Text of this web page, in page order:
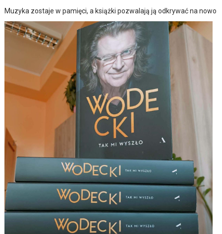
Muzyka zostaje w pamięci, a książki pozwalają ją odkrywać na nowo